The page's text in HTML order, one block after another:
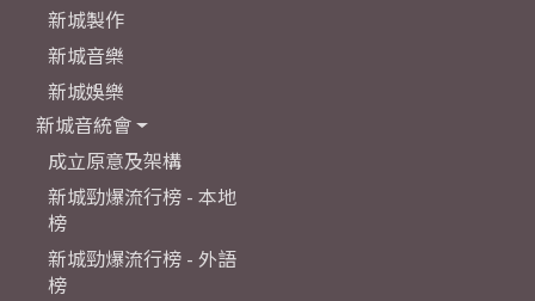
新城製作
新城音樂
新城娛樂
新城音統會
成立原意及架構
新城勁爆流行榜 - 本地
榜
新城勁爆流行榜 - 外語
榜